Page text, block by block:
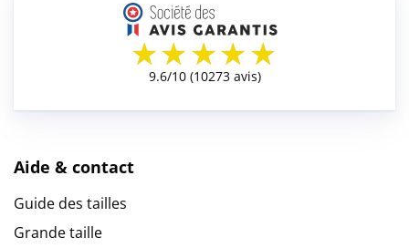
Aide & contact
Guide des tailles
Grande taille